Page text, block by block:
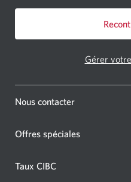
Gérer
Nous contacter
Offres spéciales
Taux CIBC